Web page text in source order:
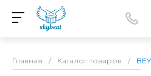
Главная / Каталог товаров /